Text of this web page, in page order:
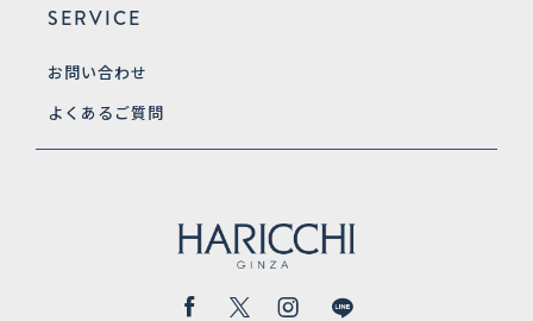
SERVICE
お問い合わせ
よくあるご質問